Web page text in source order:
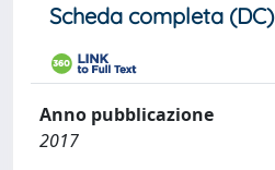
Scheda completa (DC)
Anno pubblicazione
2017